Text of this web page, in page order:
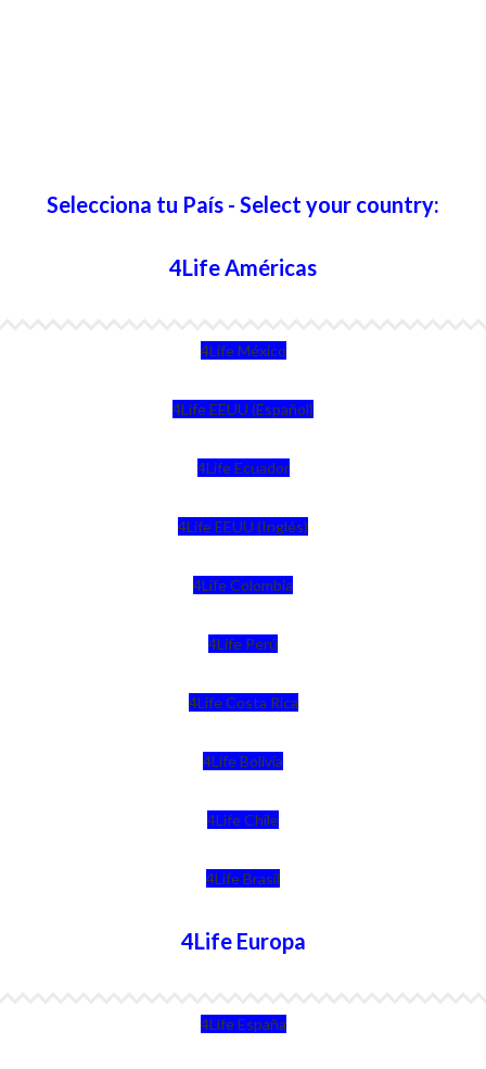
Selecciona tu País - Select your country:
4Life Américas
4Life México
4Life EEUU (Español)
4Life Ecuador
4Life EEUU (Inglés)
4Life Colombia
4Life Perú
4Life Costa Rica
4Life Bolivia
4Life Chile
4Life Brasil
4Life Europa
4Life España